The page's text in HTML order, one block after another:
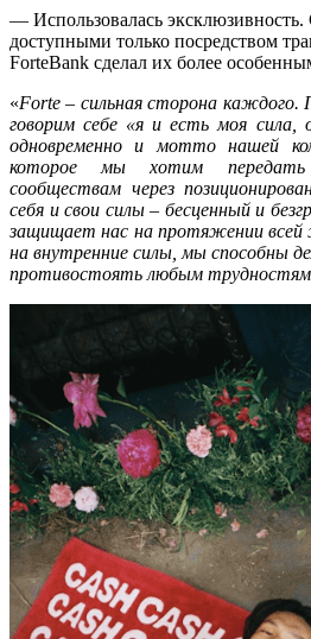
— Использовалась
доступными только посредством
ForteBank сделал их более
«Forte – сильная сторона каждого.
говорим себе «я и есть моя
одновременно и мотто нашей
которое мы хотим
сообществам через
себя и свои силы – бесценный и
защищает нас на протяжении
на внутренние силы, мы способны
противостоять любым